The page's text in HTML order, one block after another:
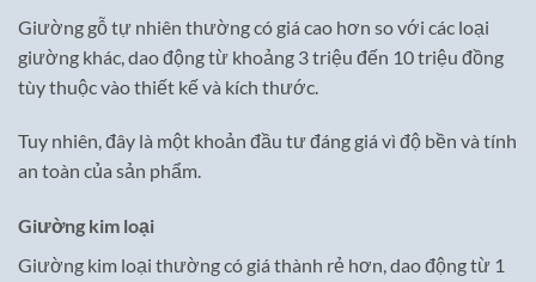
Giường gỗ tự nhiên thường có giá cao hơn so với các loại
giường khác, dao động từ khoảng 3 triệu đến 10 triệu đồng
tùy thuộc vào thiết kế và kích thước.
Tuy nhiên, đây là một khoản đầu tư đáng giá vì độ bền và tính
an toàn của sản phẩm.
Giường kim loại
Giường kim loại thường có giá thành rẻ hơn, dao động từ 1